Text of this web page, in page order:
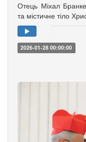
Отець Міхал
та містичне тіло
2026-01-28 00:00:00